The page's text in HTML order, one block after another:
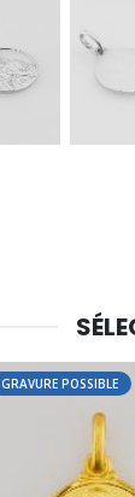
GRAVURE POSSIBLE